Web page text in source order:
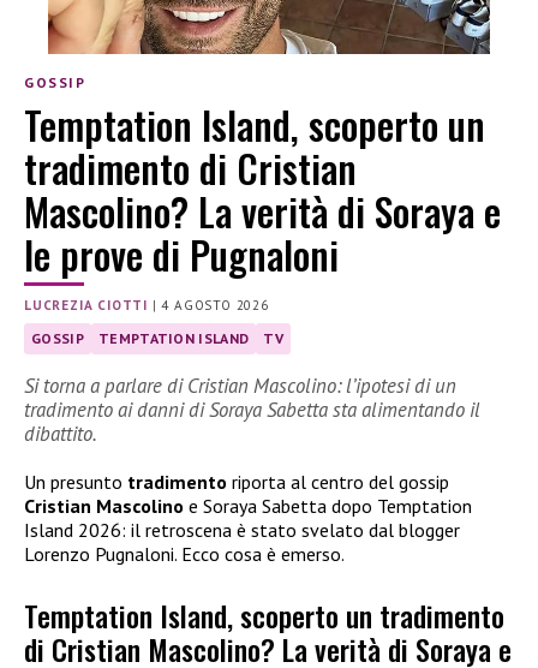
GOSSIP
Temptation Island, scoperto un
tradimento di Cristian
Mascolino? La verità di Soraya e
le prove di Pugnaloni
LUCREZIA CIOTTI |4 AGOSTO 2026
GOSSIP TEMPTATION ISLAND TV
Si torna a parlare di Cristian Mascolino: l’ipotesi di un
tradimento ai danni di Soraya Sabetta sta alimentando il
dibattito.
Un presunto tradimento riporta al centro del gossip
Cristian Mascolino e Soraya Sabetta dopo Temptation
Island 2026: il retroscena è stato svelato dal blogger
Lorenzo Pugnaloni. Ecco cosa è emerso.
Temptation Island, scoperto un tradimento
di Cristian Mascolino? La verità di Soraya e